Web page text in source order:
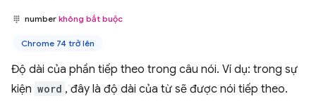
number không bắt buộc
Chrome 74 trở lên
Độ dài của phần tiếp theo trong câu nói. Ví dụ: trong sự
kiện word , đây là độ dài của từ sẽ được nói tiếp theo.